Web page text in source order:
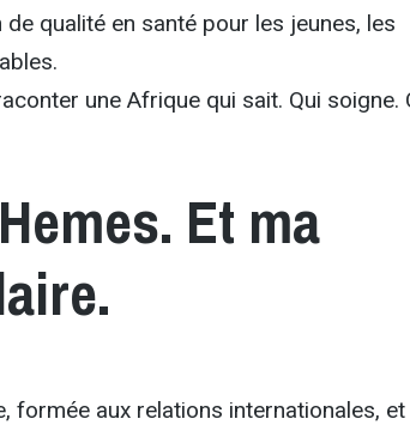
de qualité en santé pour les jeunes, les
une Afrique qui sait. Qui soigne.
Et ma
formée aux relations internationales, et